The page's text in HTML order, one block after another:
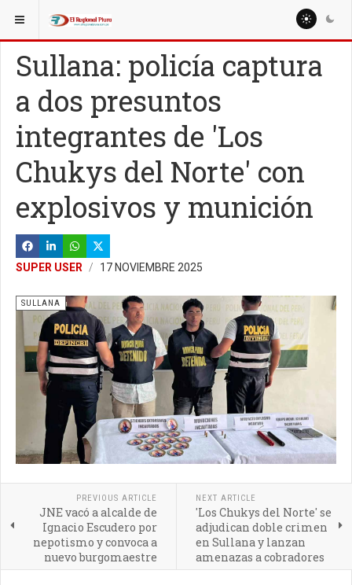
ESTÁ AQUÍ: LOCALES
Sullana: policía captura
a dos presuntos
integrantes de 'Los
Chukys del Norte' con
explosivos y munición
SUPER USER 17 NOVIEMBRE 2025
SULLANA
PREVIOUS ARTICLE
JNE vacó a alcalde de
Ignacio Escudero por
nepotismo y convoca a
nuevo burgomaestre
NEXT ARTICLE
'Los Chukys del Norte' se
adjudican doble crimen
en Sullana y lanzan
amenazas a cobradores